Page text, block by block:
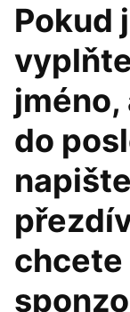
Pokud
jméno,
do
chcete